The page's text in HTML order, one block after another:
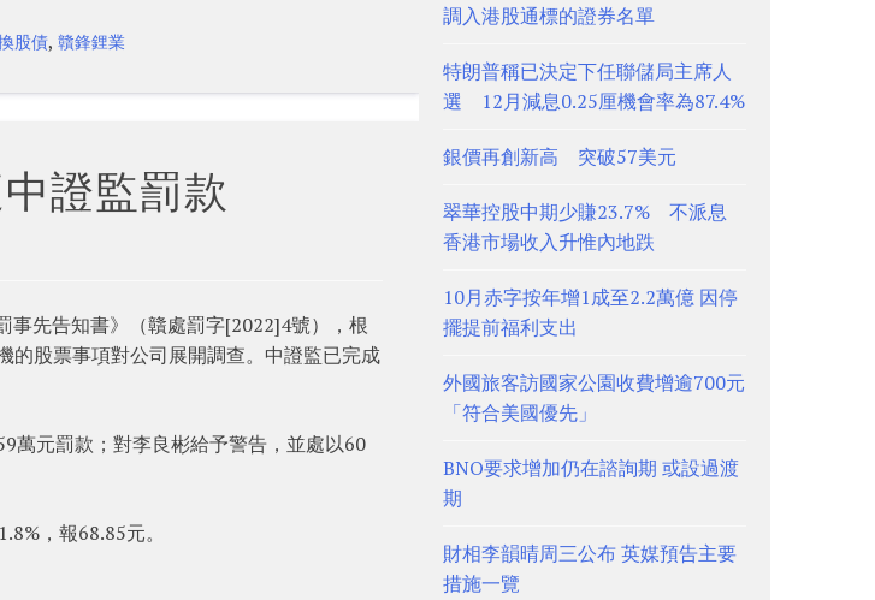
股債,贛鋒鋰業
證監罰款
事先告知書》（贛處罰字[2022]4號），根
的股票事項對公司展開調查。中證監已完成
萬元罰款；對李良彬給予警告，並處以60
，報68.85元。
調入港股通標的證券名單
特朗普稱已決定下任聯儲局主席人
選 12月減息0.25厘機會率為87.4%
銀價再創新高 突破57美元
翠華控股中期少賺23.7% 不派息
香港市場收入升惟內地跌
10月赤字按年增1成至2.2萬億 因停
擺提前福利支出
外國旅客訪國家公園收費增逾700元
「符合美國優先」
BNO要求增加仍在諮詢期 或設過渡
期
財相李韻晴周三公布 英媒預告主要
措施一覽